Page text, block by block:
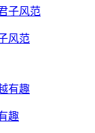
风范
趣